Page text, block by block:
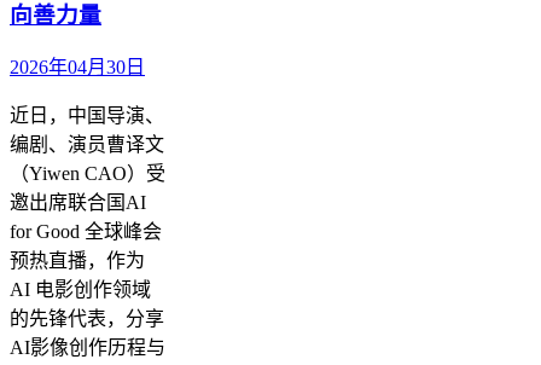
向善力量
2026年04月30日
近日，中国导演、
编剧、演员曹译文
（Yiwen CAO）受
邀出席联合国AI
for Good 全球峰会
预热直播，作为
AI 电影创作领域
的先锋代表，分享
AI影像创作历程与